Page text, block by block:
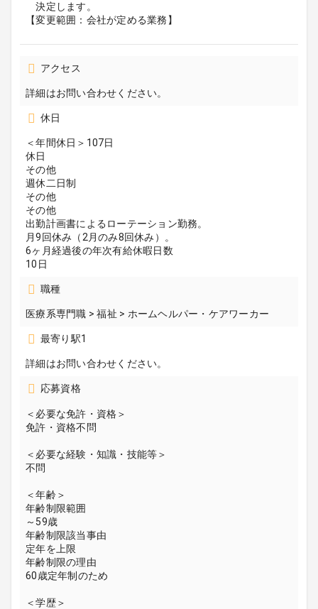
決定します。
【変更範囲：会社が定める業務】
アクセス
詳細はお問い合わせください。
休日
＜年間休日＞107日
休日
その他
週休二日制
その他
その他
出勤計画書によるローテーション勤務。
月9回休み（2月のみ8回休み）。
6ヶ月経過後の年次有給休暇日数
10日
職種
医療系専門職 > 福祉 > ホームヘルパー・ケアワーカー
最寄り駅1
詳細はお問い合わせください。
応募資格
＜必要な免許・資格＞
免許・資格不問
＜必要な経験・知識・技能等＞
不問
＜年齢＞
年齢制限範囲
～59歳
年齢制限該当事由
定年を上限
年齢制限の理由
60歳定年制のため
＜学歴＞